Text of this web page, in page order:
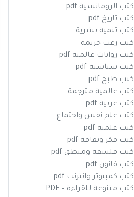
كتب الرومانسية pdf
كتب تاريخ pdf
كتب تنمية بشرية
كتب رعب جريمة
كتب روايات عالمية pdf
كتب سياسية pdf
كتب طبخ pdf
كتب عالمية مترجمة
كتب عربية pdf
كتب علم نفس واجتماع
كتب علمية pdf
كتب فكر وثقافة pdf
كتب فلسفة ومنطق pdf
كتب قانون pdf
كتب كمبيوتر وانترنت pdf
كتب متنوعة للقراءة – PDF